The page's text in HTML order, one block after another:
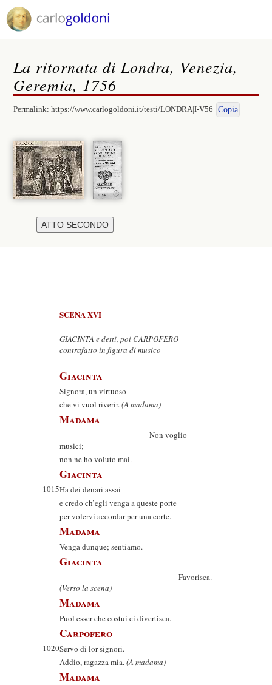
La ritornata di Londra, Venezia,
Geremia, 1756
Permalink:https://www.carlogoldoni.it/testi/LONDRA|I-V56 Copia
SCENA XVI
GIACINTA e detti, poi CARPOFERO
contrafatto in figura di musico
Giacinta
Signora, un virtuoso
che vi vuol riverir.(A madama)
Madama
Non voglio
musici;
non ne ho voluto mai.
Giacinta
1015Ha dei denari assai
e credo ch’egli venga a queste porte
per volervi accordar per una corte.
Madama
Venga dunque; sentiamo.
Giacinta
Favorisca.
(Verso la scena)
Madama
Puol esser che costui ci divertisca.
Carpofero
1020Servo di lor signori.
Addio, ragazza mia.(A madama)
Madama